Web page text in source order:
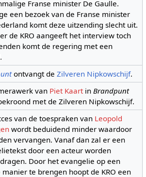
Franse minister De Gaulle.
een bezoek van de Franse minister
komt deze uitzending slecht uit.
de KRO aangeeft het interview toch
komt de regering met een
ontvangt deZilveren Nipkowschijf.
van Piet KaartinBrandpunt
met de Zilveren Nipkowschijf.
van de toespraken van Leopold
wordt beduidend minder waardoor
vervangen. Vanaf dan zal er een
door een acteur worden
Door het evangelie op een
manier te brengen hoopt de KRO een